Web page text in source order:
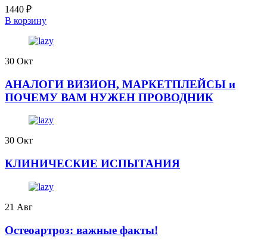
1440 ₽
В корзину
30 Окт
АНАЛОГИ ВИЗИОН, МАРКЕТПЛЕЙСЫ и
ПОЧЕМУ ВАМ НУЖЕН ПРОВОДНИК
30 Окт
КЛИНИЧЕСКИЕ ИСПЫТАНИЯ
21 Авг
️Остеоартроз: важные факты!